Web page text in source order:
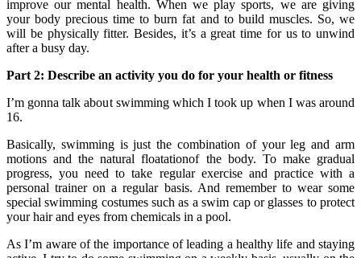
improve our mental health. When we play sports, we are giving
your body precious time to burn fat and to build muscles. So, we
will be physically fitter. Besides, it’s a great time for us to unwind
after a busy day.
Part 2: Describe an activity you do for your health or fitness
I’m gonna talk about swimming which I took up when I was around
16.
Basically, swimming is just the combination of your leg and arm
motions and the natural floatationof the body. To make gradual
progress, you need to take regular exercise and practice with a
personal trainer on a regular basis. And remember to wear some
special swimming costumes such as a swim cap or glasses to protect
your hair and eyes from chemicals in a pool.
As I’m aware of the importance of leading a healthy life and staying